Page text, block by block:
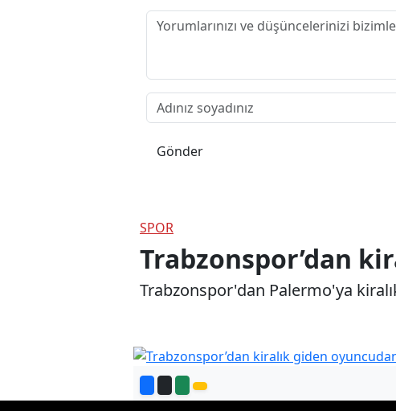
Gönder
SPOR
Trabzonspor’dan
Trabzonspor'dan Palermo'ya